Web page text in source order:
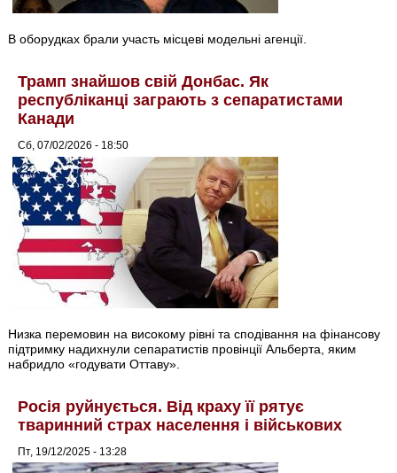
В оборудках брали участь місцеві модельні агенції.
Трамп знайшов свій Донбас. Як
республіканці заграють з сепаратистами
Канади
Сб, 07/02/2026 - 18:50
Низка перемовин на високому рівні та сподівання на фінансову
підтримку надихнули сепаратистів провінції Альберта, яким
набридло «годувати Оттаву».
Росія руйнується. Від краху її рятує
тваринний страх населення і військових
Пт, 19/12/2025 - 13:28